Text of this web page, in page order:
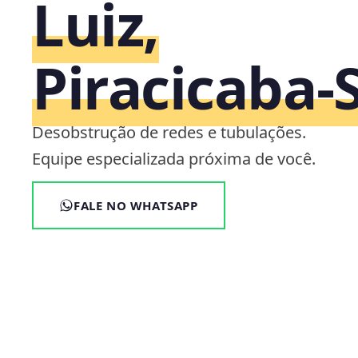
Luiz,
Desobstrução de redes e tubulações.
Equipe especializada próxima de você.
FALE NO WHATSAPP